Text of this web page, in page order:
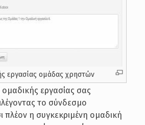
εργασίας ομάδας χρηστών
εργασίας σας
το σύνδεσμο
πλέον η συγκεκριμένη ομαδική